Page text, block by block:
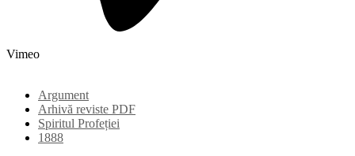
Vimeo
Argument
Arhivă reviste PDF
Spiritul Profeției
1888